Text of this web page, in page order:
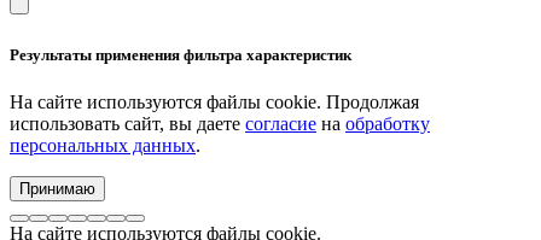
Результаты применения фильтра характеристик
На сайте используются файлы cookie. Продолжая
использовать сайт, вы даете согласие на обработку
персональных данных.
Принимаю
На сайте используются файлы cookie.